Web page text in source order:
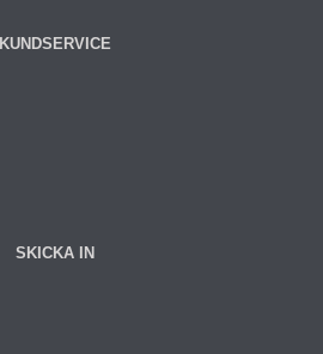
KUNDSERVICE
SKICKA IN